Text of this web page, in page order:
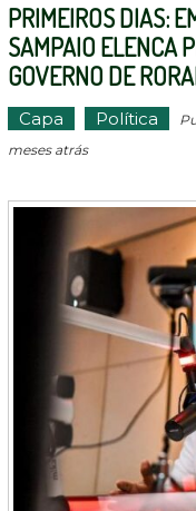
PRIMEIROS DIAS:
SAMPAIO ELENCA
GOVERNO DE
Capa Política
meses atrás